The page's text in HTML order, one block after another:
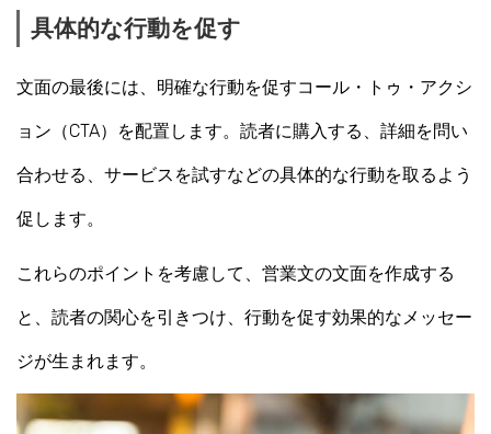
具体的な行動を促す
文面の最後には、明確な行動を促すコール・トゥ・アクシ
ョン（CTA）を配置します。読者に購入する、詳細を問い
合わせる、サービスを試すなどの具体的な行動を取るよう
促します。
これらのポイントを考慮して、営業文の文面を作成する
と、読者の関心を引きつけ、行動を促す効果的なメッセー
ジが生まれます。